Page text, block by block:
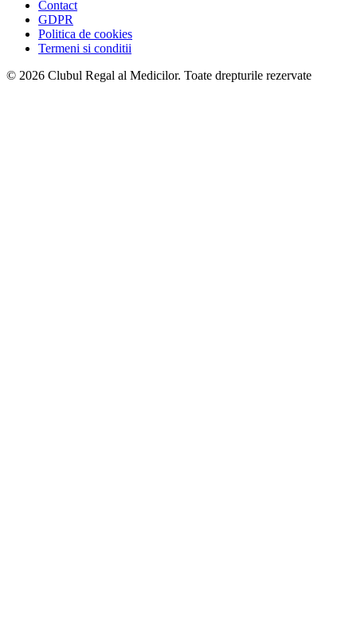
Contact
GDPR
Politica de cookies
Termeni si conditii
© 2026 Clubul Regal al Medicilor. Toate drepturile rezervate